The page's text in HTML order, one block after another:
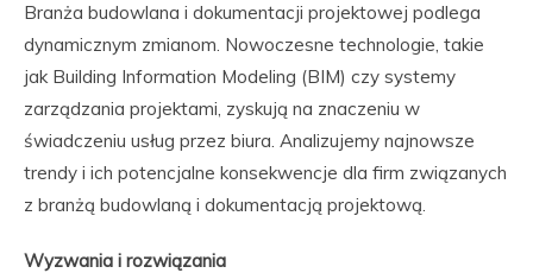
Branża budowlana i dokumentacji projektowej podlega
dynamicznym zmianom. Nowoczesne technologie, takie
jak Building Information Modeling (BIM) czy systemy
zarządzania projektami, zyskują na znaczeniu w
świadczeniu usług przez biura. Analizujemy najnowsze
trendy i ich potencjalne konsekwencje dla firm związanych
z branżą budowlaną i dokumentacją projektową.
Wyzwania i rozwiązania